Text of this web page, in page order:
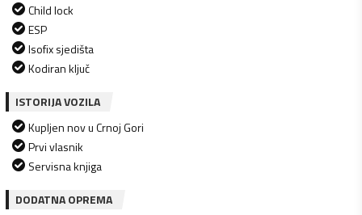
Child lock
ESP
Isofix sjedišta
Kodiran ključ
ISTORIJA VOZILA
Kupljen nov u Crnoj Gori
Prvi vlasnik
Servisna knjiga
DODATNA OPREMA